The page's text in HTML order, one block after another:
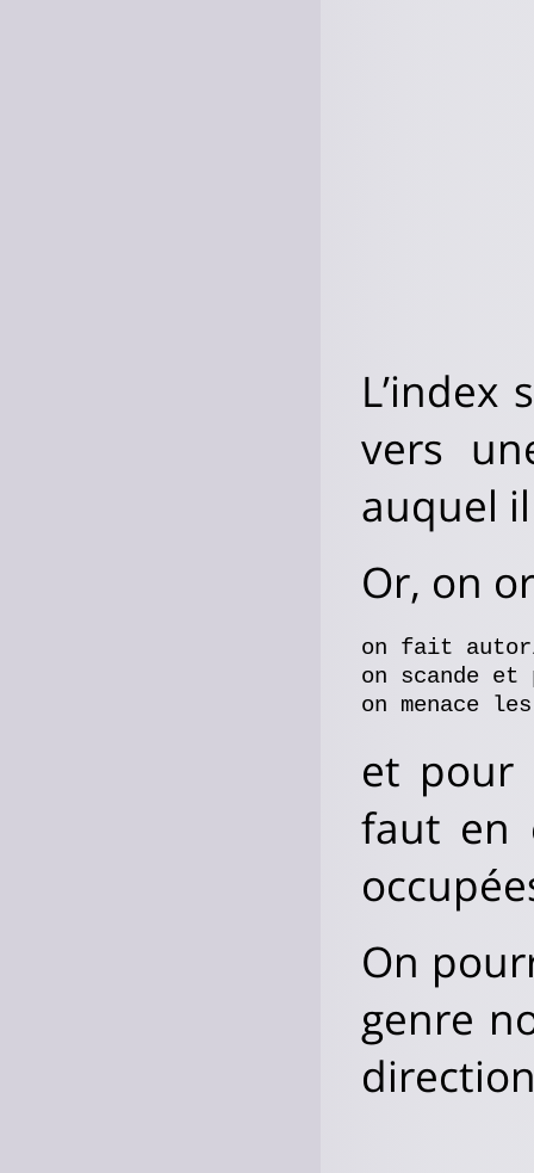
vers
auquel
Or, on
on fait
on scande
et pour
faut en
On
genre